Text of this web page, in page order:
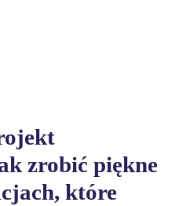
zrobić piękne
które